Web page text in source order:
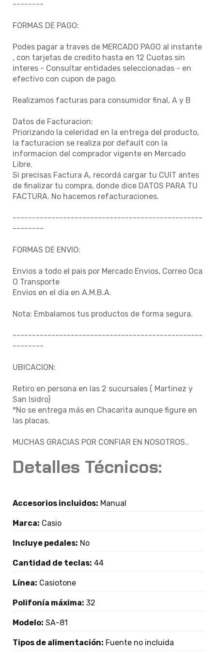
--------
FORMAS DE PAGO:
Podes pagar a traves de MERCADO PAGO al instante
, con tarjetas de credito hasta en 12 Cuotas sin
interes - Consultar entidades seleccionadas - en
efectivo con cupon de pago.
Realizamos facturas para consumidor final, A y B
Datos de Facturacion:
Priorizando la celeridad en la entrega del producto,
la facturacion se realiza por default con la
informacion del comprador vigente en Mercado
Libre.
Si precisas Factura A, recordá cargar tu CUIT antes
de finalizar tu compra, donde dice DATOS PARA TU
FACTURA. No hacemos refacturaciones.
-------------------------------------------------
--------
FORMAS DE ENVIO:
Envios a todo el pais por Mercado Envios, Correo Oca
O Transporte
Envios en el dia en A.M.B.A.
Nota: Embalamos tus productos de forma segura.
-------------------------------------------------
--------
UBICACION:
Retiro en persona en las 2 sucursales ( Martinez y
San Isidro)
*No se entrega más en Chacarita aunque figure en
las placas.
MUCHAS GRACIAS POR CONFIAR EN NOSOTROS..
Detalles Técnicos:
Accesorios incluidos: Manual
Marca: Casio
Incluye pedales: No
Cantidad de teclas: 44
Línea: Casiotone
Polifonía máxima: 32
Modelo: SA-81
Tipos de alimentación: Fuente no incluida